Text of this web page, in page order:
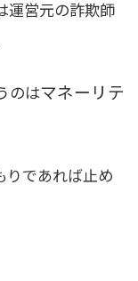
運営元の詐欺師
のはマネーリテ
りであれば止め